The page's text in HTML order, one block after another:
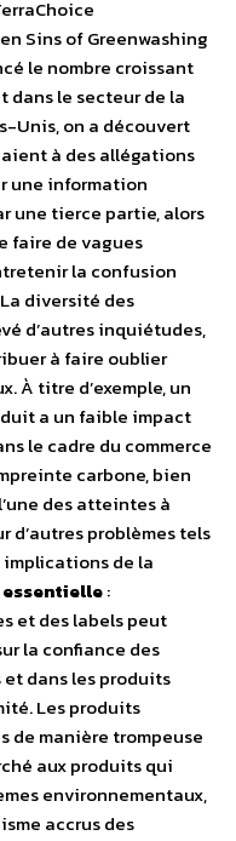
Sins of Greenwashing
le nombre croissant
dans le secteur de la
Unis, on a découvert
à des allégations
une information
une tierce partie, alors
faire de vagues
la confusion
diversité des
d’autres inquiétudes,
à faire oublier
À titre d’exemple, un
a un faible impact
le cadre du commerce
carbone, bien
des atteintes à
d’autres problèmes tels
implications de la
essentielle:
et des labels peut
la confiance des
et dans les produits
Les produits
de manière trompeuse
aux produits qui
environnementaux,
accrus des